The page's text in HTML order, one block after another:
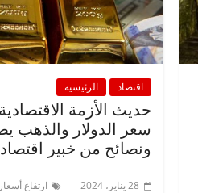
اقتصاد الرئيسية
حديث الأزمة
سعر الدولار والذهب
ونصائح من خبير
28 يناير، 2024 ارتفاع